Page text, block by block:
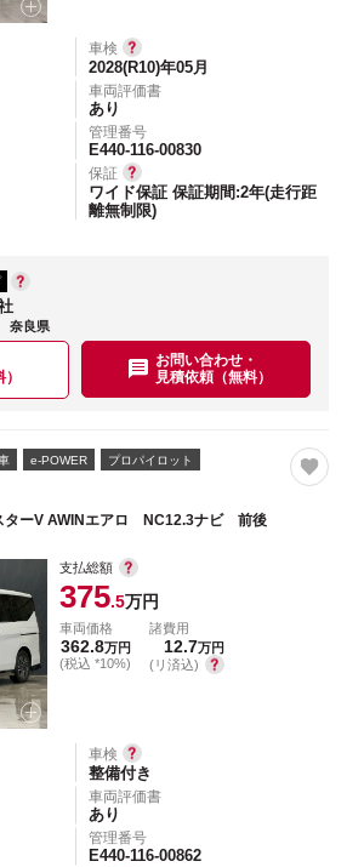
車検
2028(R10)年05月
車両評価書
あり
管理番号
E440-116-00830
保証
ワイド保証 保証期間:2年(走行距
離無制限)
奈良県
お問い合わせ・
見積依頼（無料）
e-POWER プロパイロット
ターV AWINエアロ NC12.3ナビ 前後
支払総額
375.5万円
車両価格
362.8万円
(税込 *10%)
諸費用
12.7万円
(リ済込)
車検
整備付き
車両評価書
あり
管理番号
E440-116-00862